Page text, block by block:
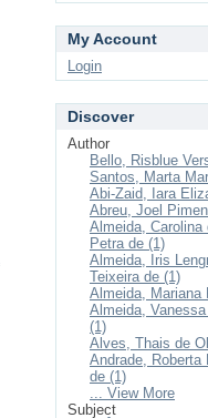
My Account
Login
Discover
Author
Bello, Risblue
Santos, Marta
Abi-Zaid, Iara
Abreu, Joel
Almeida, Carolina
Petra de (1)
Almeida, Iris
Teixeira de (1)
Almeida, Mariana
Almeida,
(1)
Alves, Thais de
Andrade, Roberta
de (1)
... View More
Subject